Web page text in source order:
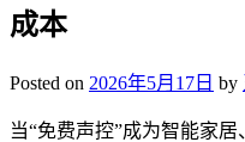
成本
Posted on 2026年5月17日 by
当“免费声控”成为智能家